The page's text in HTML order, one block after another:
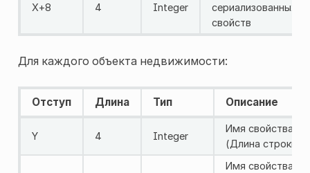
X+8 4 Integer
сериализованных
свойств
Для каждого объекта недвижимости:
Отступ Длина Тип Описание
Y 4 Integer
Имя свойства
(Длина строки)
Имя свойства